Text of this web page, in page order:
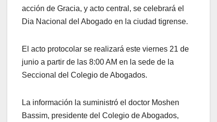
acción de Gracia, y acto central, se celebrará el
Dia Nacional del Abogado en la ciudad tigrense.
El acto protocolar se realizará este viernes 21 de
junio a partir de las 8:00 AM en la sede de la
Seccional del Colegio de Abogados.
La información la suministró el doctor Moshen
Bassim, presidente del Colegio de Abogados,